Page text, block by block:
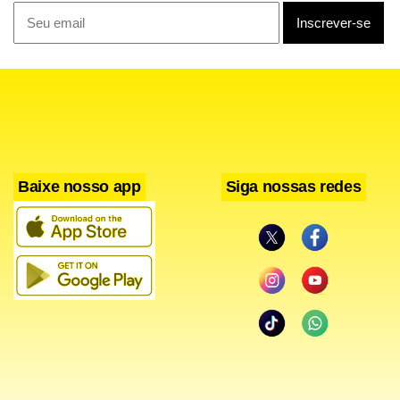
Facebook
WhatsApp Telegram
Share
Baixe nosso app Siga nossas redes